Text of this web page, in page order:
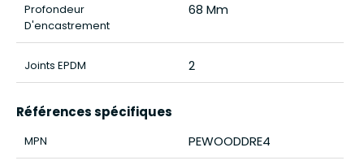
Profondeur
D'encastrement
68 Mm
Joints EPDM 2
Références spécifiques
MPN PEWOODDRE4